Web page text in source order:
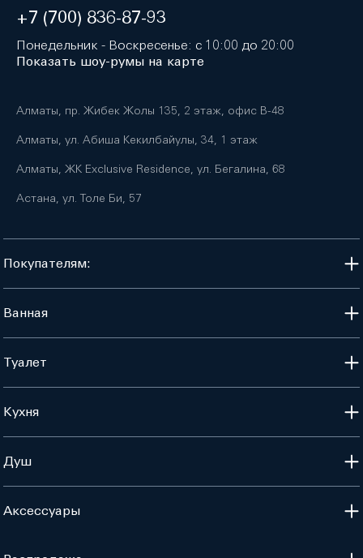
+7 (700) 836-87-93
Понедельник - Воскресенье: с 10:00 до 20:00
Показать шоу-румы на карте
Алматы, пр. Жибек Жолы 135, 2 этаж, офис B-48
Алматы, ул. Абиша Кекилбайулы, 34, 1 этаж
Алматы, ЖК Exclusive Residence, ул. Бегалина, 68
Астана, ул. Толе Би, 57
Покупателям:
Ванная
Туалет
Кухня
Душ
Аксессуары